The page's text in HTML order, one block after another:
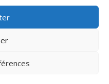
–RGPD Protection